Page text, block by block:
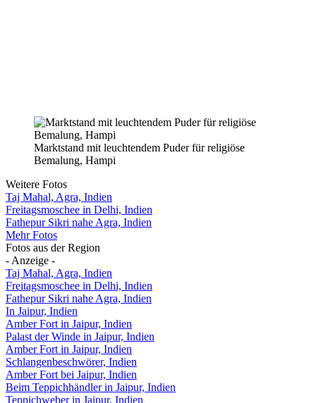
Marktstand mit leuchtendem Puder für religiöse
Bemalung, Hampi
Weitere Fotos
Taj Mahal, Agra, Indien
Freitagsmoschee in Delhi, Indien
Fathepur Sikri nahe Agra, Indien
Mehr Fotos
Fotos aus der Region
- Anzeige -
Taj Mahal, Agra, Indien
Freitagsmoschee in Delhi, Indien
Fathepur Sikri nahe Agra, Indien
In Jaipur, Indien
Amber Fort in Jaipur, Indien
Palast der Winde in Jaipur, Indien
Amber Fort in Jaipur, Indien
Schlangenbeschwörer, Indien
Amber Fort bei Jaipur, Indien
Beim Teppichhändler in Jaipur, Indien
Teppichweber in Jaipur, Indien